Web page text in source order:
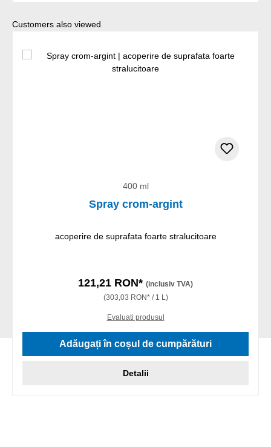
Sari peste galeria de produse
Customers also viewed
400 ml
Spray crom-argint
acoperire de suprafata foarte stralucitoare
121,21 RON* (inclusiv TVA)
(303,03 RON* / 1 L)
Evaluati produsul
Adăugați în coșul de cumpărături
Detalii